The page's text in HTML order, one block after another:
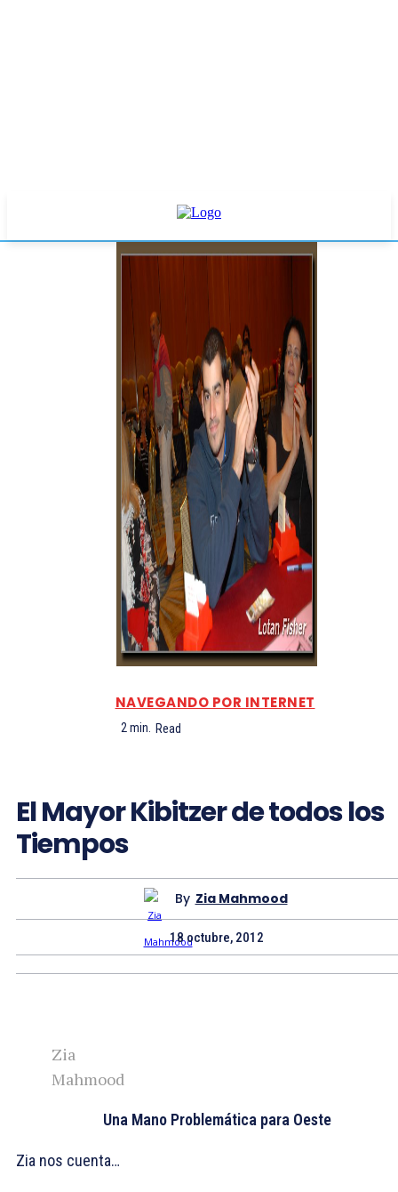
NAVEGANDO POR INTERNET
2min. Read
El Mayor Kibitzer de todos los
Tiempos
By Zia Mahmood
18 octubre, 2012
Zia
Mahmood
Una Mano Problemática para Oeste
Zia nos cuenta…